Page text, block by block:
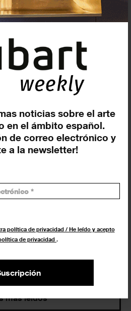
noticias sobre el arte
en el ámbito español.
de correo electrónico y
a la newsletter!
política de privacidad / He leído y acepto
de privacidad .
de hoy
y futuros
curso y futuros
eventos web
actividades en tu ciudad
más leídos